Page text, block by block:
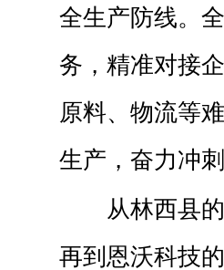
全生产防线。
务，精准对接
原料、物流等
生产，奋力冲
从林西县
再到恩沃科技